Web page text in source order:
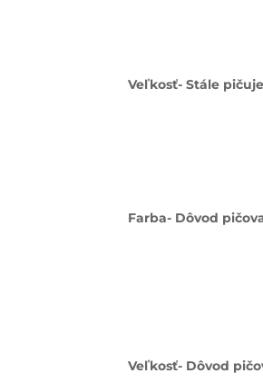
Veľkosť- Stále
Farba- Dôvod
Veľkosť- Dôvod